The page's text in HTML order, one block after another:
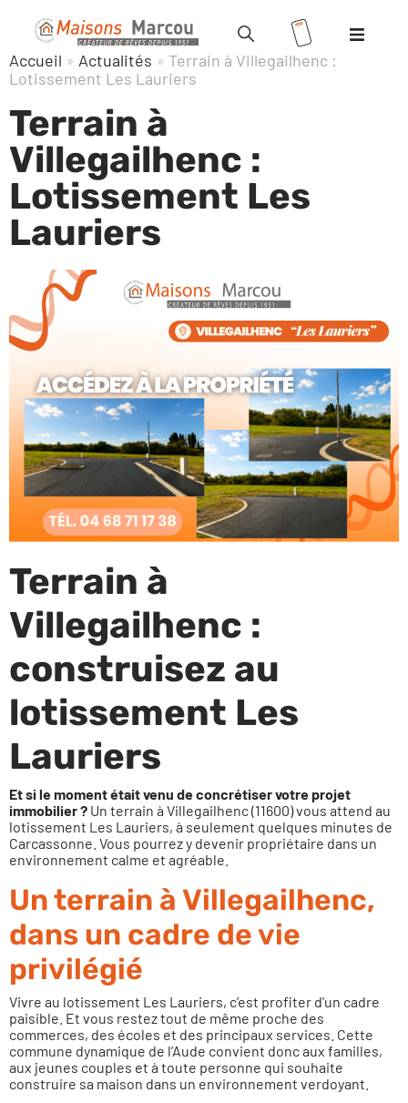
Modèles
Terrains
Valoriser votre terrain
+ terrains
Location
/ Accession
Vente HLM
Réalisations
Financez votre projet
Accueil » Actualités » Terrain à Villegailhenc :
Lotissement Les Lauriers
Terrain à
Villegailhenc :
Lotissement Les
Lauriers
Terrain à
Villegailhenc :
construisez au
lotissement Les
Lauriers
Et si le moment était venu de concrétiser votre projet
immobilier ? Un terrain à Villegailhenc (11600) vous attend au
lotissement Les Lauriers, à seulement quelques minutes de
Carcassonne. Vous pourrez y devenir propriétaire dans un
environnement calme et agréable.
Un terrain à Villegailhenc,
dans un cadre de vie
privilégié
Vivre au lotissement Les Lauriers, c’est profiter d’un cadre
paisible. Et vous restez tout de même proche des
commerces, des écoles et des principaux services. Cette
commune dynamique de l’Aude convient donc aux familles,
aux jeunes couples et à toute personne qui souhaite
construire sa maison dans un environnement verdoyant.